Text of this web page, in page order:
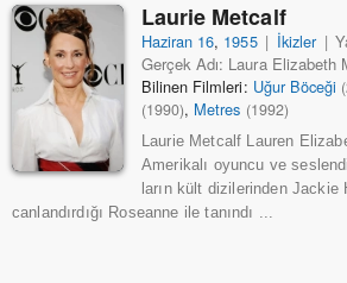
Laurie Metcalf
Haziran 16, 1955 | İkizler |
Gerçek Adı: Laura Elizabeth
Bilinen Filmleri: Uğur Böceği
(1990), Metres (1992)
Laurie Metcalf Lauren
Amerikalı oyuncu ve
ların kült dizilerinden Jackie
canlandırdığı Roseanne ile tanındı ...